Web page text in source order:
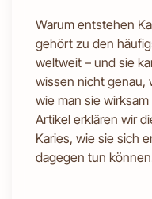
Warum entstehen
gehört zu den
weltweit – und sie
wissen nicht genau,
wie man sie
Artikel erklären wir
Karies, wie sie sich
dagegen tun